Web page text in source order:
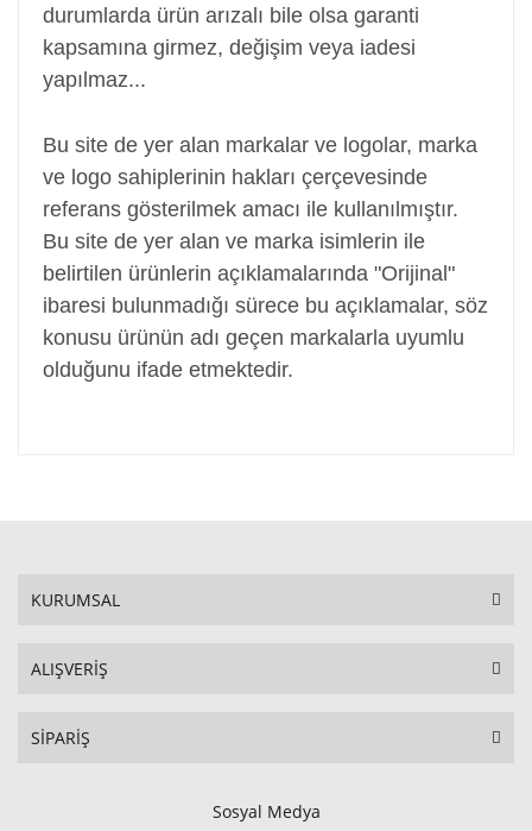
durumlarda ürün arızalı bile olsa garanti
kapsamına girmez, değişim veya iadesi
yapılmaz...
Bu site de yer alan markalar ve logolar, marka
ve logo sahiplerinin hakları çerçevesinde
referans gösterilmek amacı ile kullanılmıştır.
Bu site de yer alan ve marka isimlerin ile
belirtilen ürünlerin açıklamalarında "Orijinal"
ibaresi bulunmadığı sürece bu açıklamalar, söz
konusu ürünün adı geçen markalarla uyumlu
olduğunu ifade etmektedir.
KURUMSAL
ALIŞVERİŞ
SİPARİŞ
Sosyal Medya